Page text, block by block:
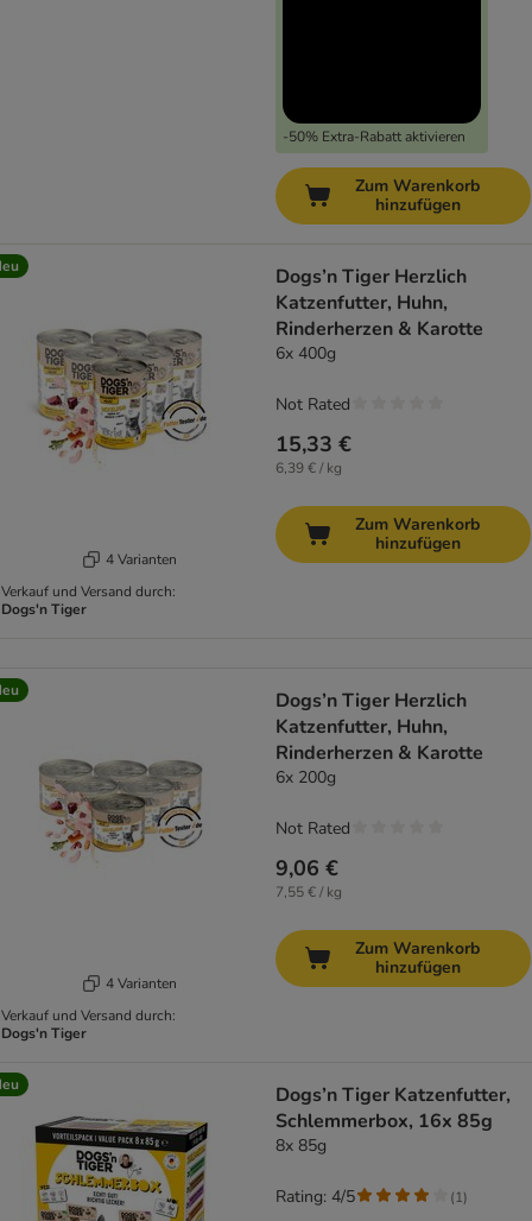
-50% Extra-Rabatt aktivieren
Zum Warenkorb
hinzufügen
4 Varianten
Verkauf und Versand durch:
Dogs'n Tiger
Dogs’n Tiger Herzlich
Katzenfutter, Huhn,
Rinderherzen & Karotte
6x 400g
15,33 €
6,39 € / kg
Not Rated
Zum Warenkorb
hinzufügen
4 Varianten
Verkauf und Versand durch:
Dogs'n Tiger
Dogs’n Tiger Herzlich
Katzenfutter, Huhn,
Rinderherzen & Karotte
6x 200g
9,06 €
7,55 € / kg
Not Rated
Zum Warenkorb
hinzufügen
Dogs’n Tiger Katzenfutter,
Schlemmerbox, 16x 85g
8x 85g
Rating: 4/5 (1)